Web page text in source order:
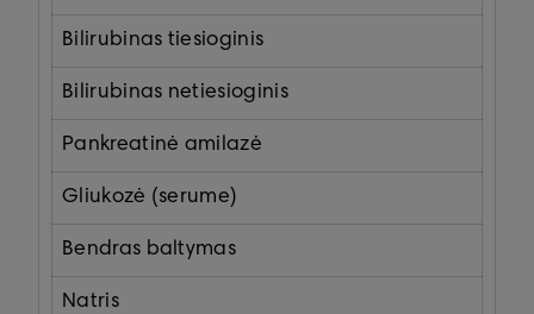
Bilirubinas tiesioginis
Bilirubinas netiesioginis
Pankreatinė amilazė
Gliukozė (serume)
Bendras baltymas
Natris